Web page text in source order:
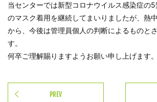
当センターでは新型コロナウイルス感染症の
のマスク着用を継続してまいりましたが、熱
から、今後は管理員個人の判断によるものと
す。
何卒ご理解賜りますようお願い申し上げます。
PREV